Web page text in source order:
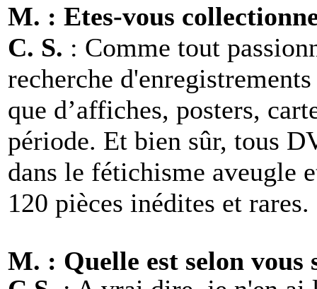
M. : Etes-vous
C. S. : Comme tout
recherche
que d’affiches, posters,
période. Et bien sûr, tous
dans le fétichisme aveugle
120 pièces inédites et rares.
M. : Quelle est selon